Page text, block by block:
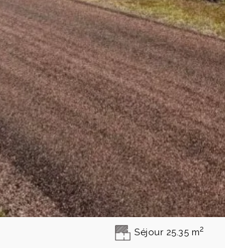
cadre de vie modulable et fonctionnel. Le
sur une terrasse et un jardin clos, idéal pour
dessus, une chambre avec lavabo-wc,
une fosse septique.
la maison conserve le charme d'une
septique.
auxquels ce bien est exposé sont disponibles
Ce bien
Séjour 25.35 m2